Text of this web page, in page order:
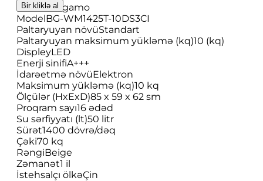
Bir kliklə al
BrendBergamo
ModelBG-WM1425T-10DS3CI
Paltaryuyan növüStandart
Paltaryuyan maksimum yükləmə (kq)10 (kq)
DispleyLED
Enerji sinifiA+++
İdarəetmə növüElektron
Maksimum yükləmə (kq)10 kq
Ölçülər (HxExD)85 x 59 x 62 sm
Proqram sayı16 ədəd
Su sərfiyyatı (lt)50 litr
Sürət1400 dövrə/dəq
Çəki70 kq
RəngiBeige
Zəmanət1 il
İstehsalçı ölkəÇin